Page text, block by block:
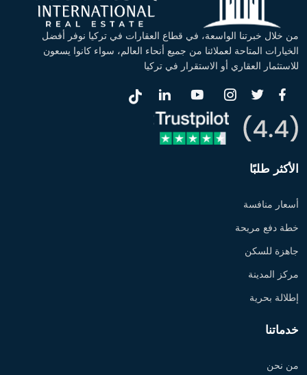
من خلال خبرتنا الواسعة، في قطاع العقارات في تركيا نوفر أفضل
الخيارات المتاحة لعملائنا من جميع أنحاء العالم، سواء كانوا يسعون
للاستثمار العقاري أو الاستقرار في تركيا
الأكثر طلبًا
أسعار منافسة
خطة دفع مريحة
جاهزة للسكن
مركز المدينة
إطلالة بحرية
خدماتنا
من نحن